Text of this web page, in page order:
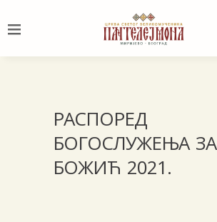
РАСПОРЕД
БОГОСЛУЖЕЊА ЗА
БОЖИЋ 2021.